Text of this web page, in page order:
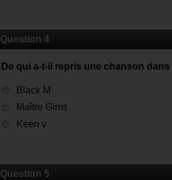
Question 4
De qui a-t-il repris une chanson
Black M
Maître Gims
Keen v
Question 5